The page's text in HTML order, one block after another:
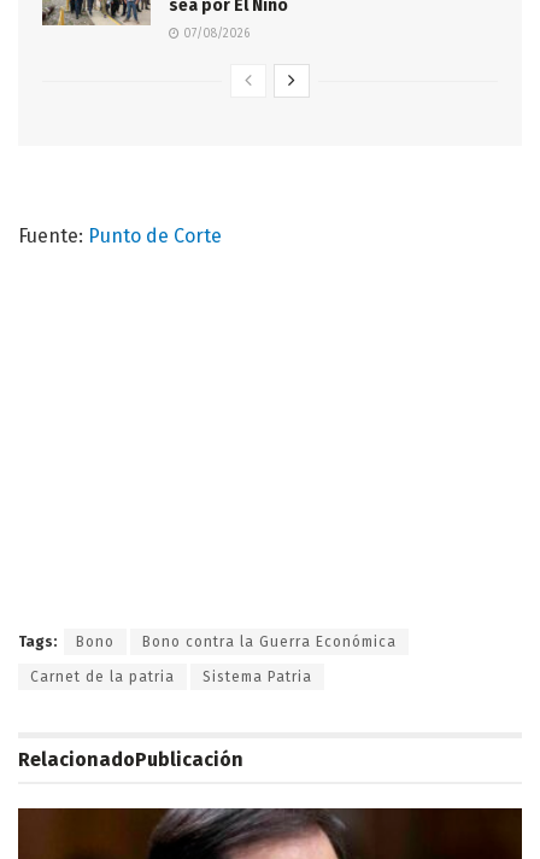
sea por El Niño
07/08/2026
Fuente: Punto de Corte
Tags: Bono Bono contra la Guerra Económica
Carnet de la patria Sistema Patria
RelacionadoPublicación